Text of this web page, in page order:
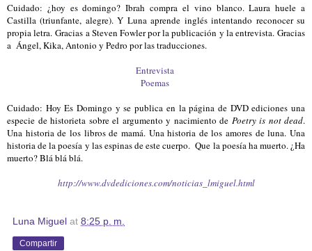
Cuidado: ¿hoy es domingo? Ibrah compra el vino blanco. Laura huele a
Castilla (triunfante, alegre). Y Luna aprende inglés intentando reconocer su
propia letra. Gracias a Steven Fowler por la publicación y la entrevista. Gracias
a Ángel, Kika, Antonio y Pedro por las traducciones.
Entrevista
Poemas
Cuidado: Hoy Es Domingo y se publica en la página de DVD ediciones una
especie de historieta sobre el argumento y nacimiento de Poetry is not dead.
Una historia de los libros de mamá. Una historia de los amores de luna. Una
historia de la poesía y las espinas de este cuerpo. Que la poesía ha muerto. ¿Ha
muerto? Blá blá blá.
http://www.dvdediciones.com/noticias_lmiguel.html
Luna Miguel at 8:25 p. m.
Compartir